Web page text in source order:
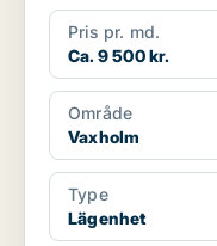
Pris pr. md.
Ca. 9 500 kr.
Område
Vaxholm
Type
Lägenhet